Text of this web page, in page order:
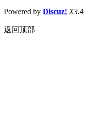
Powered by Discuz! X3.4
返回顶部